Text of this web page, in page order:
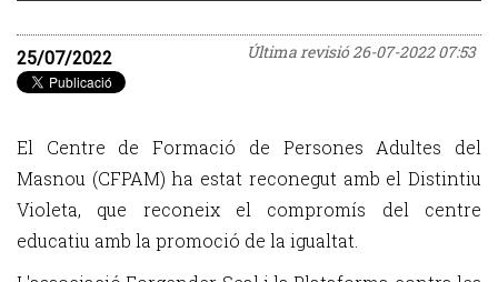
Última revisió26-07-2022 07:53
25/07/2022
El Centre de Formació de Persones Adultes del
Masnou (CFPAM) ha estat reconegut amb el Distintiu
Violeta, que reconeix el compromís del centre
educatiu amb la promoció de la igualtat.